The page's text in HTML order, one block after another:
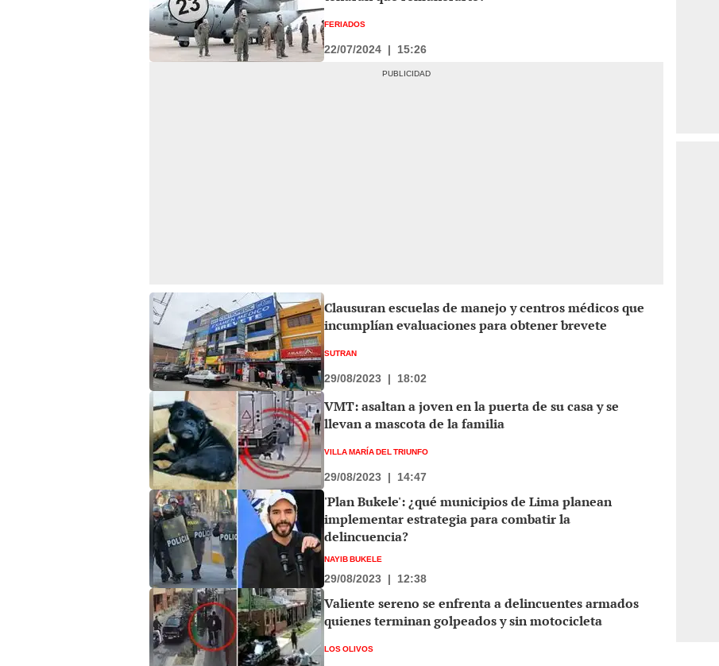
FERIADOS
22/07/2024 | 15:26
Clausuran escuelas de manejo y centros médicos que
incumplían evaluaciones para obtener brevete
SUTRAN
29/08/2023 | 18:02
VMT: asaltan a joven en la puerta de su casa y se
llevan a mascota de la familia
VILLA MARÍA DEL TRIUNFO
29/08/2023 | 14:47
'Plan Bukele': ¿qué municipios de Lima planean
implementar estrategia para combatir la
delincuencia?
NAYIB BUKELE
29/08/2023 | 12:38
Valiente sereno se enfrenta a delincuentes armados
quienes terminan golpeados y sin motocicleta
LOS OLIVOS